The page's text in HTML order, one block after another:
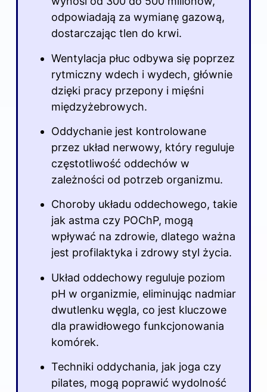
odpowiadają za wymianę gazową,
dostarczając tlen do krwi.
Wentylacja płuc odbywa się poprzez
rytmiczny wdech i wydech, głównie
dzięki pracy przepony i mięśni
międzyżebrowych.
Oddychanie jest kontrolowane
przez układ nerwowy, który reguluje
częstotliwość oddechów w
zależności od potrzeb organizmu.
Choroby układu oddechowego, takie
jak astma czy POChP, mogą
wpływać na zdrowie, dlatego ważna
jest profilaktyka i zdrowy styl życia.
Układ oddechowy reguluje poziom
pH w organizmie, eliminując nadmiar
dwutlenku węgla, co jest kluczowe
dla prawidłowego funkcjonowania
komórek.
Techniki oddychania, jak joga czy
pilates, mogą poprawić wydolność